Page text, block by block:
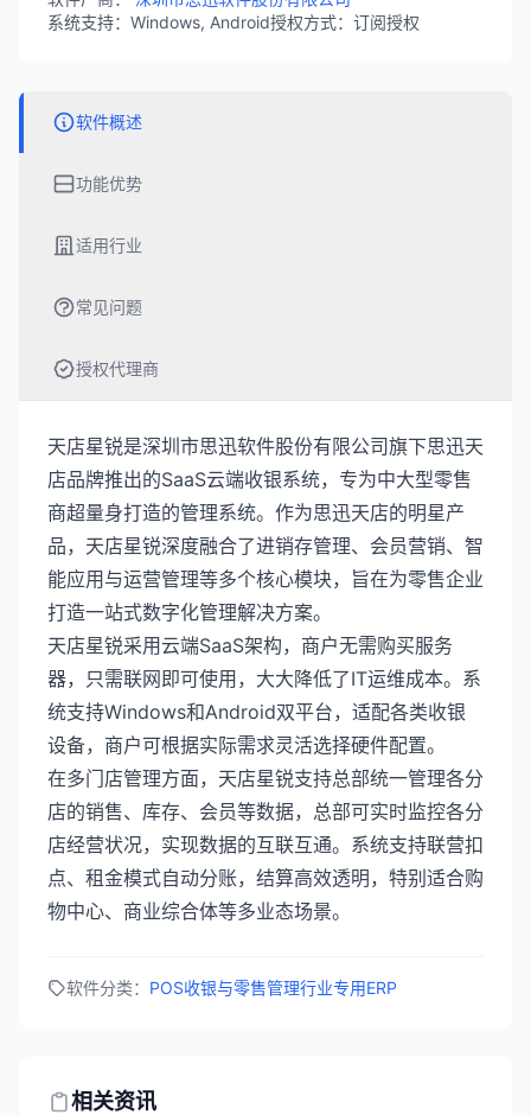
数字化解决方案。
系统支持：Windows, Android授权方式：订阅授权
软件概述
功能优势
适用行业
常见问题
授权代理商
天店星锐是深圳市思迅软件股份有限公司旗下思迅天
店品牌推出的SaaS云端收银系统，专为中大型零售
商超量身打造的管理系统。作为思迅天店的明星产
品，天店星锐深度融合了进销存管理、会员营销、智
能应用与运营管理等多个核心模块，旨在为零售企业
打造一站式数字化管理解决方案。
天店星锐采用云端SaaS架构，商户无需购买服务
器，只需联网即可使用，大大降低了IT运维成本。系
统支持Windows和Android双平台，适配各类收银
设备，商户可根据实际需求灵活选择硬件配置。
在多门店管理方面，天店星锐支持总部统一管理各分
店的销售、库存、会员等数据，总部可实时监控各分
店经营状况，实现数据的互联互通。系统支持联营扣
点、租金模式自动分账，结算高效透明，特别适合购
物中心、商业综合体等多业态场景。
软件分类： POS收银与零售管理行业专用ERP
相关资讯